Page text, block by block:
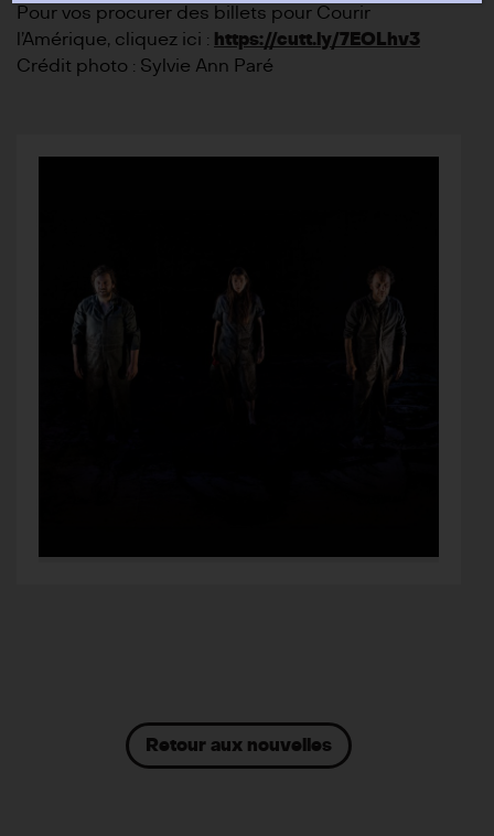
Pour vos procurer des billets pour Courir
l’Amérique, cliquez ici : https://cutt.ly/7EOLhv3
Crédit photo : Sylvie Ann Paré
Retour aux nouvelles